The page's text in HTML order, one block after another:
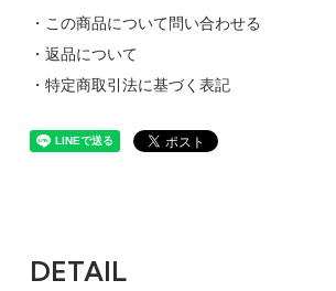
・この商品について問い合わせる
・返品について
・特定商取引法に基づく表記
DETAIL